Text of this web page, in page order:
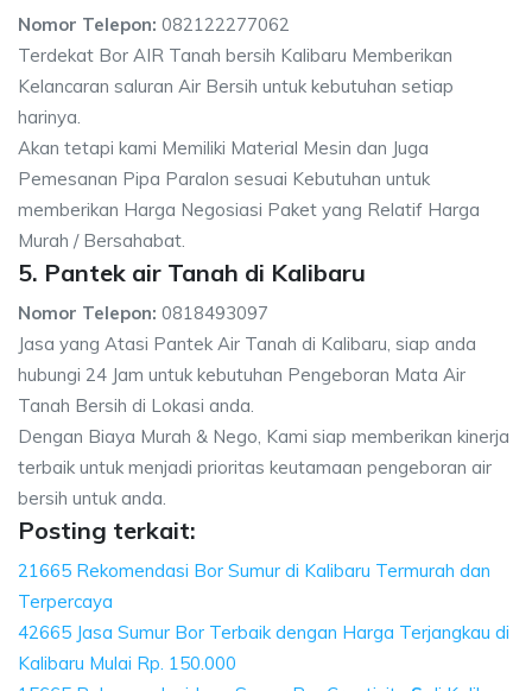
Nomor Telepon: 082122277062
Terdekat Bor AIR Tanah bersih Kalibaru Memberikan
Kelancaran saluran Air Bersih untuk kebutuhan setiap
harinya.
Akan tetapi kami Memiliki Material Mesin dan Juga
Pemesanan Pipa Paralon sesuai Kebutuhan untuk
memberikan Harga Negosiasi Paket yang Relatif Harga
Murah / Bersahabat.
5. Pantek air Tanah di Kalibaru
Nomor Telepon: 0818493097
Jasa yang Atasi Pantek Air Tanah di Kalibaru, siap anda
hubungi 24 Jam untuk kebutuhan Pengeboran Mata Air
Tanah Bersih di Lokasi anda.
Dengan Biaya Murah & Nego, Kami siap memberikan kinerja
terbaik untuk menjadi prioritas keutamaan pengeboran air
bersih untuk anda.
Posting terkait:
21665 Rekomendasi Bor Sumur di Kalibaru Termurah dan
Terpercaya
42665 Jasa Sumur Bor Terbaik dengan Harga Terjangkau di
Kalibaru Mulai Rp. 150.000